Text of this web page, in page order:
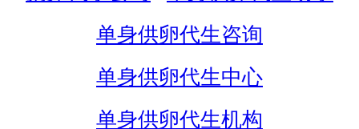
单身供卵代生咨询
单身供卵代生中心
单身供卵代生机构